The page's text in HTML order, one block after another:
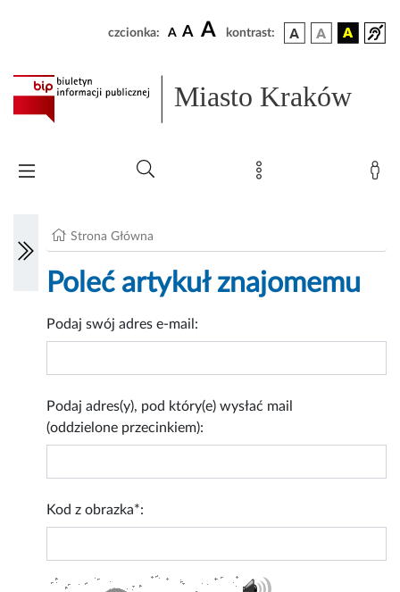
czcionka: A A A kontrast:
Miasto Kraków
Strona Główna
Poleć artykuł znajomemu
Podaj swój adres e-mail:
Podaj adres(y), pod który(e) wysłać mail
(oddzielone przecinkiem):
Kod z obrazka*: